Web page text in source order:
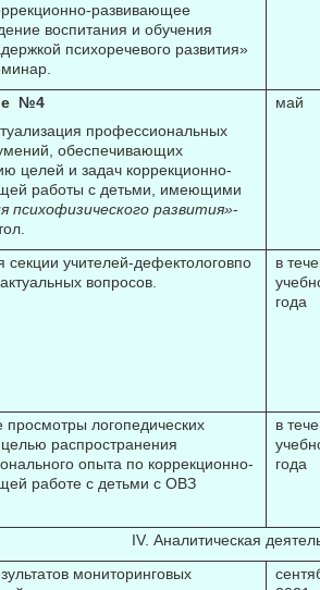
развивающее
воспитания и обучения
психоречевого развития»
№4
профессиональных
обеспечивающих
целей и задач коррекционно-
работы с детьми, имеющими
психофизического развития»-
май
секции учителей-дефектологовпо
вопросов.
в
года
просмотры логопедических
распространения
опыта по коррекционно-
работе с детьми с ОВЗ
в
года
мониторинговых